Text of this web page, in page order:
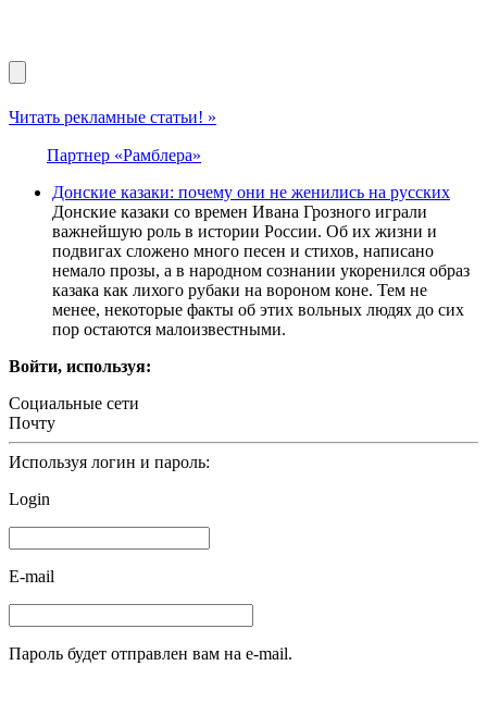
Читать рекламные статьи! »
Партнер «Рамблера»
Донские казаки: почему они не женились на русских
Донские казаки со времен Ивана Грозного играли
важнейшую роль в истории России. Об их жизни и
подвигах сложено много песен и стихов, написано
немало прозы, а в народном сознании укоренился образ
казака как лихого рубаки на вороном коне. Тем не
менее, некоторые факты об этих вольных людях до сих
пор остаются малоизвестными.
Войти, используя:
Социальные сети
Почту
Используя логин и пароль:
Login
E-mail
Пароль будет отправлен вам на e-mail.